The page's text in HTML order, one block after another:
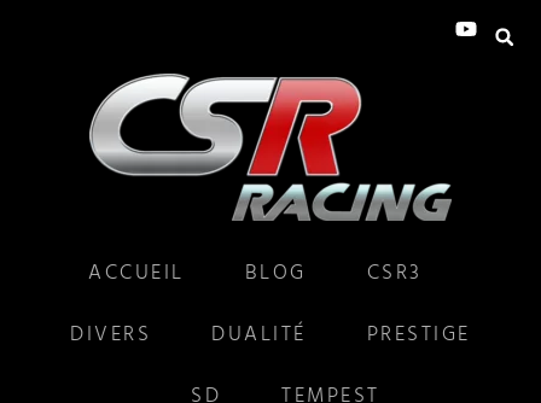
ACCUEIL BLOG
CSR3
DIVERS
DUALITÉ
PRESTIGE